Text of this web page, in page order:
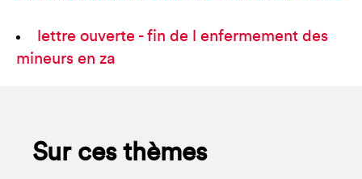
lettre ouverte - fin de l enfermement des
mineurs en za
Sur ces thèmes